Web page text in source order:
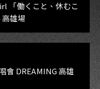
「働くこと、休むこ
高雄場
會 DREAMING 高雄